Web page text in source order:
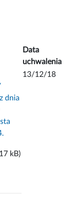
Data
uchwalenia
dnia
13/12/18
kB)